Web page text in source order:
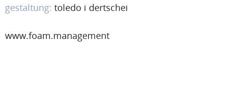
gestaltung: toledo i dertschei
www.foam.management